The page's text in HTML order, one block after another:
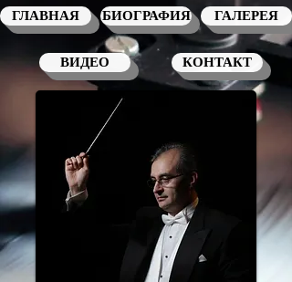
ГЛАВНАЯ БИОГРАФИЯ ГАЛЕРЕЯ
ВИДЕО КОНТАКТ